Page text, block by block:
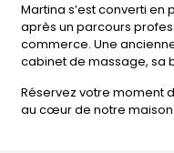
Martina s’est converti
après un parcours
commerce. Une
cabinet de massage, sa
Réservez votre moment
au cœur de notre maison.